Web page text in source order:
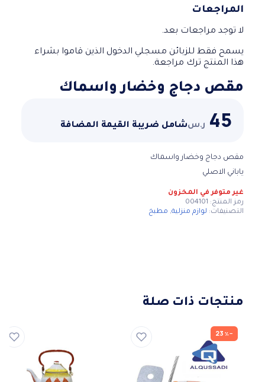
مقص دجاج وخضار واسماك
45 ر.سشامل ضريبة القيمة المضافة
مقص دجاج وخضار واسماك
ياباني الاصلي
غير متوفر في المخزون
رمز المنتج: 004101
التصنيفات: لوازم منزلية, مطبخ
المراجعات
لا توجد مراجعات بعد.
يسمح فقط للزبائن مسجلي الدخول الذين قاموا بشراء
هذا المنتج ترك مراجعة.
منتجات ذات صلة
−23٪